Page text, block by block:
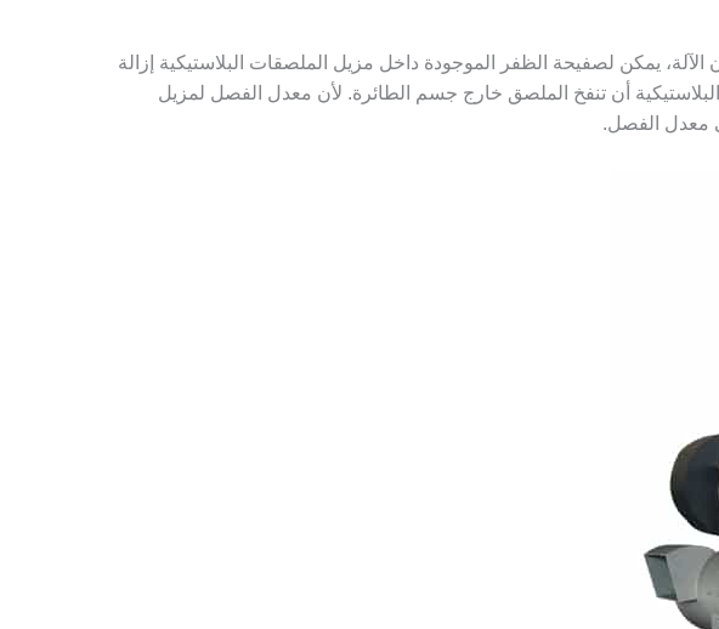
يمكن لصفيحة الظفر الموجودة داخل مزيل الملصقات البلاستيكية إزالة
أن تنفخ الملصق خارج جسم الطائرة. لأن معدل الفصل لمزيل